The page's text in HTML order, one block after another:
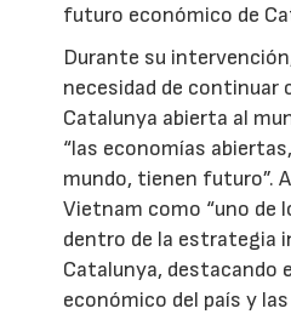
futuro económico de
Durante su
necesidad de continuar
Catalunya abierta al
“las economías
mundo, tienen futuro”.
Vietnam como “uno de
dentro de la estrategia
Catalunya, destacando
económico del país y